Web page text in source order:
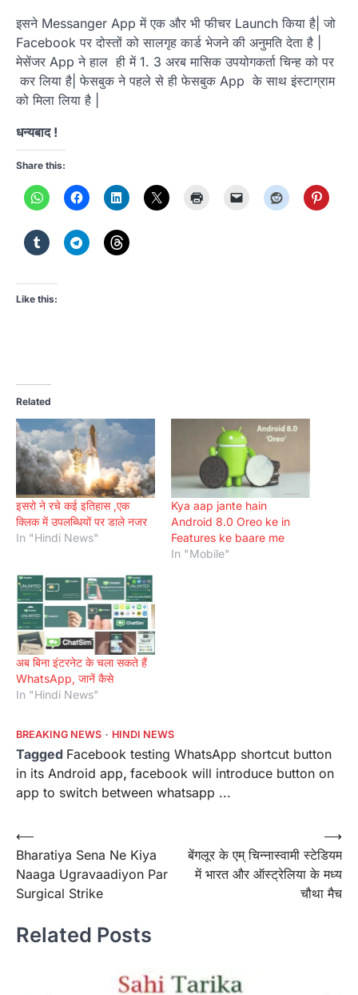
इसने Messanger App में एक और भी फीचर Launch किया है| जो
Facebook पर दोस्तों को सालगृह कार्ड भेजने की अनुमति देता है |
मेसेंजर App ने हाल ही में 1. 3 अरब मासिक उपयोगकर्ता चिन्ह को पर
कर लिया है| फेसबुक ने पहले से ही फेसबुक App के साथ इंस्टाग्राम
को मिला लिया है |
धन्यबाद !
Share this:
Like this:
Related
इसरो ने रचे कई इतिहास ,एक
क्लिक में उपलब्धियों पर डाले नजर
In "Hindi News"
Kya aap jante hain
Android 8.0 Oreo ke in
Features ke baare me
In "Mobile"
अब बिना इंटरनेट के चला सकते हैं
WhatsApp, जानें कैसे
In "Hindi News"
BREAKING NEWS HINDI NEWS
Tagged Facebook testing WhatsApp shortcut button
in its Android app, facebook will introduce button on
app to switch between whatsapp ...
Post
navigation
⟵
Bharatiya Sena Ne Kiya
Naaga Ugravaadiyon Par
Surgical Strike
बेंगलूर के एम् चिन्नास्वामी स्टेडियम
में भारत और ऑस्ट्रेलिया के मध्य
चौथा मैच
⟶
Related Posts